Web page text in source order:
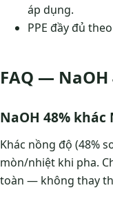
áp dụng.
PPE đầy đủ
FAQ — NaOH
NaOH 48% khác
Khác nồng độ (48%
mòn/nhiệt khi pha.
toàn — không thay